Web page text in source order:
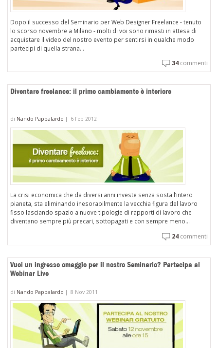
Dopo il successo del Seminario per Web Designer Freelance - tenuto
lo scorso novembre a Milano - molti di voi sono rimasti in attesa di
acquistare il video del nostro evento per sentirsi in qualche modo
partecipi di quella strana...
34 commenti
Diventare freelance: il primo cambiamento è interiore
di Nando Pappalardo | 6 Feb 2012
La crisi economica che da diversi anni investe senza sosta l’intero
pianeta, sta eliminando inesorabilmente la vecchia figura del lavoro
fisso lasciando spazio a nuove tipologie di rapporti di lavoro che
diventano sempre più precari, sottopagati e con sempre meno...
24 commenti
Vuoi un ingresso omaggio per il nostro Seminario? Partecipa al
Webinar Live
di Nando Pappalardo | 8 Nov 2011